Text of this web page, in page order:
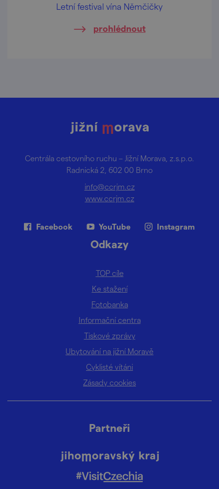
Letní festival vína Němčičky
prohlédnout
Centrála cestovního ruchu – Jižní Morava, z.s.p.o.
Radnická 2, 602 00 Brno
info@ccrjm.cz
www.ccrjm.cz
Facebook YouTube Instagram
Odkazy
TOP cíle
Ke stažení
Fotobanka
Informační centra
Tiskové zprávy
Ubytování na jižní Moravě
Cyklisté vítáni
Zásady cookies
Partneři